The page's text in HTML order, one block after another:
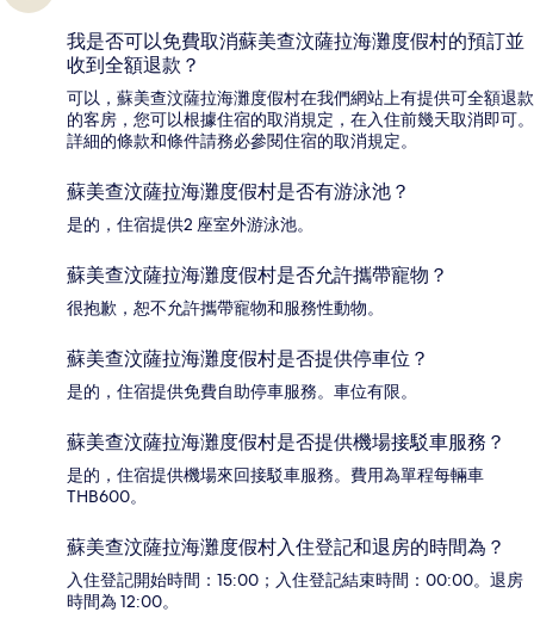
我是否可以免費取消蘇美查汶薩拉海灘度假村的預訂並
收到全額退款？
可以，蘇美查汶薩拉海灘度假村在我們網站上有提供可全額退款
的客房，您可以根據住宿的取消規定，在入住前幾天取消即可。
詳細的條款和條件請務必參閱住宿的取消規定。
蘇美查汶薩拉海灘度假村是否有游泳池？
是的，住宿提供2 座室外游泳池。
蘇美查汶薩拉海灘度假村是否允許攜帶寵物？
很抱歉，恕不允許攜帶寵物和服務性動物。
蘇美查汶薩拉海灘度假村是否提供停車位？
是的，住宿提供免費自助停車服務。車位有限。
蘇美查汶薩拉海灘度假村是否提供機場接駁車服務？
是的，住宿提供機場來回接駁車服務。費用為單程每輛車
THB600。
蘇美查汶薩拉海灘度假村入住登記和退房的時間為？
入住登記開始時間：15:00；入住登記結束時間：00:00。退房
時間為 12:00。